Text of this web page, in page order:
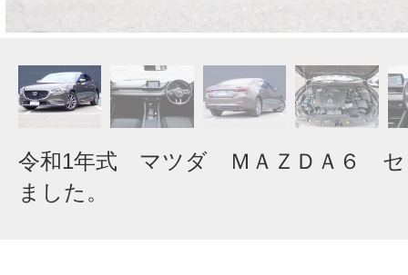
令和1年式 マツダ ＭＡＺＤＡ６
ました。